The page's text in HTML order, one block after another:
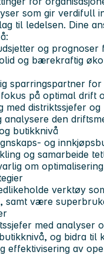
som gir verdifull
til ledelsen. Dine
og prognoser
og bærekraftig
sparringspartner for
på optimal drift
med distriktssjefer
analysere den
butikknivå
og
og samarbeide
om
verktøy
samt være
med analyser
og bidra til
effektivisering av